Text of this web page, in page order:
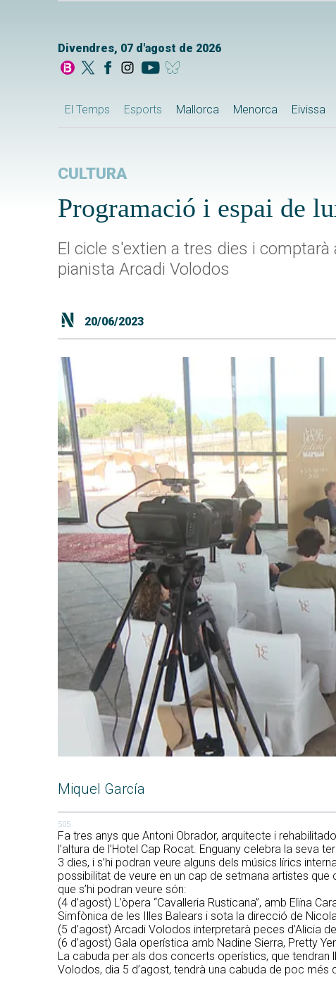
Divendres, 07 d'agost de 2026
El Temps Esports Mallorca Menorca Eivissa
CULTURA
Programació i espai de
El cicle s'extien a tres dies i
pianista Arcadi Volodos
20/06/2023
Miquel García
505
Fa tres anys que Antoni Obrador, arquitecte i
l’altura de l’Hotel Cap Rocat. Enguany celebra la seva
3 dies, i s’hi podran veure alguns dels músics lírics
possibilitat de veure en un cap de setmana artistes
que s’hi podran veure són:
(4 d’agost) L’òpera “Cavalleria Rusticana”, amb Elïna
Simfònica de les Illes Balears i sota la direcció de
(5 d’agost) Arcadi Volodos interpretarà peces d’Alicia
(6 d’agost) Gala operística amb Nadine Sierra, Pretty
La cabuda per als dos concerts operístics, que tendran
Volodos, dia 5 d’agost, tendrà una cabuda de poc més